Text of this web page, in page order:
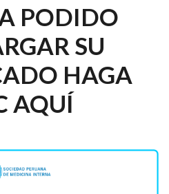
PODIDO
SU
HAGA
AQUÍ